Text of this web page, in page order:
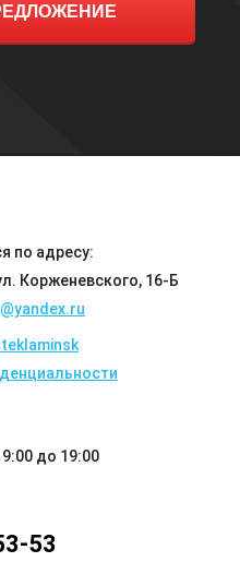
по адресу:
Корженевского, 16-Б
до 19:00
53